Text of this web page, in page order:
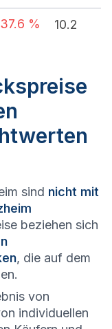
% 10.2
sind nicht mit
beziehen sich
, die auf dem
von
individuellen